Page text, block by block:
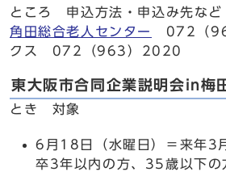
ところ 申込方法・申込み先な
角田総合老人センター
072（
クス 072（963）2020
東大阪市合同企業説明会in梅
とき 対象
6月18日（水曜日）＝来年3
卒3年以内の方、35歳以下の